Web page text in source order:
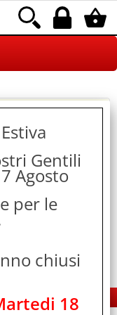
Group
Gentili
Agosto
per le
chiusi
18